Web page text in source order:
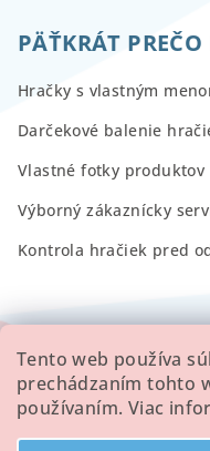
Tento web používa
prechádzaním tohto
používaním. Viac
PÄŤKRÁT
Hračky s vlastným
Darčekové balenie
Vlastné fotky produktov
Výborný zákaznícky
Kontrola hračiek pred
RECENZIE
Všetky hodnotenie